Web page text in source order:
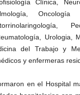
Clínica,
Oncología
Urologia,
del Trabajo y
y enfermeras
en el Hospital